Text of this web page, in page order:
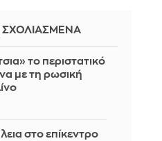
ΣΧΟΛΙΑΣΜΕΝΑ
το περιστατικό
με τη ρωσική
στο επίκεντρο